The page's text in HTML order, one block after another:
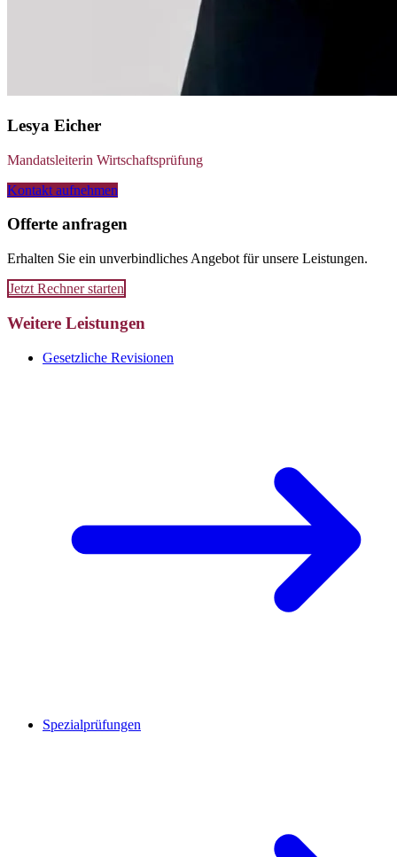
Lesya Eicher
Mandatsleiterin Wirtschaftsprüfung
Kontakt aufnehmen
Offerte anfragen
Erhalten Sie ein unverbindliches Angebot für unsere Leistungen.
Jetzt Rechner starten
Weitere Leistungen
Gesetzliche Revisionen
Spezialprüfungen